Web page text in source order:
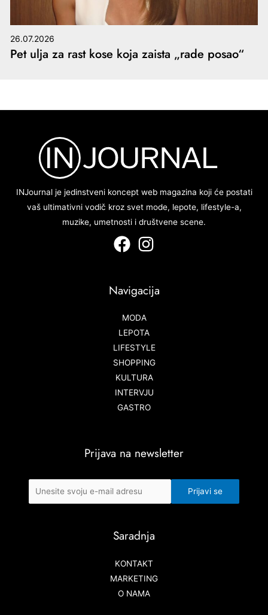
26.07.2026
Pet ulja za rast kose koja zaista „rade posao“
INJournal je jedinstveni koncept web magazina koji će postati
vaš ultimativni vodič kroz svet mode, lepote, lifestyle-a,
muzike, umetnosti i društvene scene.
Navigacija
MODA
LEPOTA
LIFESTYLE
SHOPPING
KULTURA
INTERVJU
GASTRO
Prijava na newsletter
Saradnja
KONTAKT
MARKETING
O NAMA